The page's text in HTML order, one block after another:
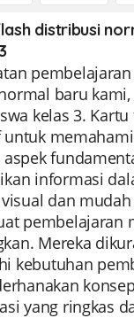
distribusi
baru
kelas 3.
untuk
informasi
dan
pembelajaran
Mereka
kebutuhan
yang ringkas